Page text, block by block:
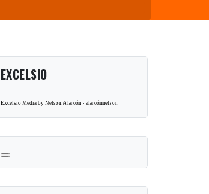
EXCELSIO
Excelsio Media by Nelson Alarcón - alarcónnelson